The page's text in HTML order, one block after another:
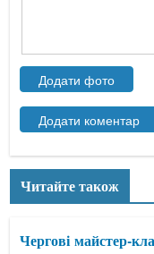
Читайте також
Чергові майстер-